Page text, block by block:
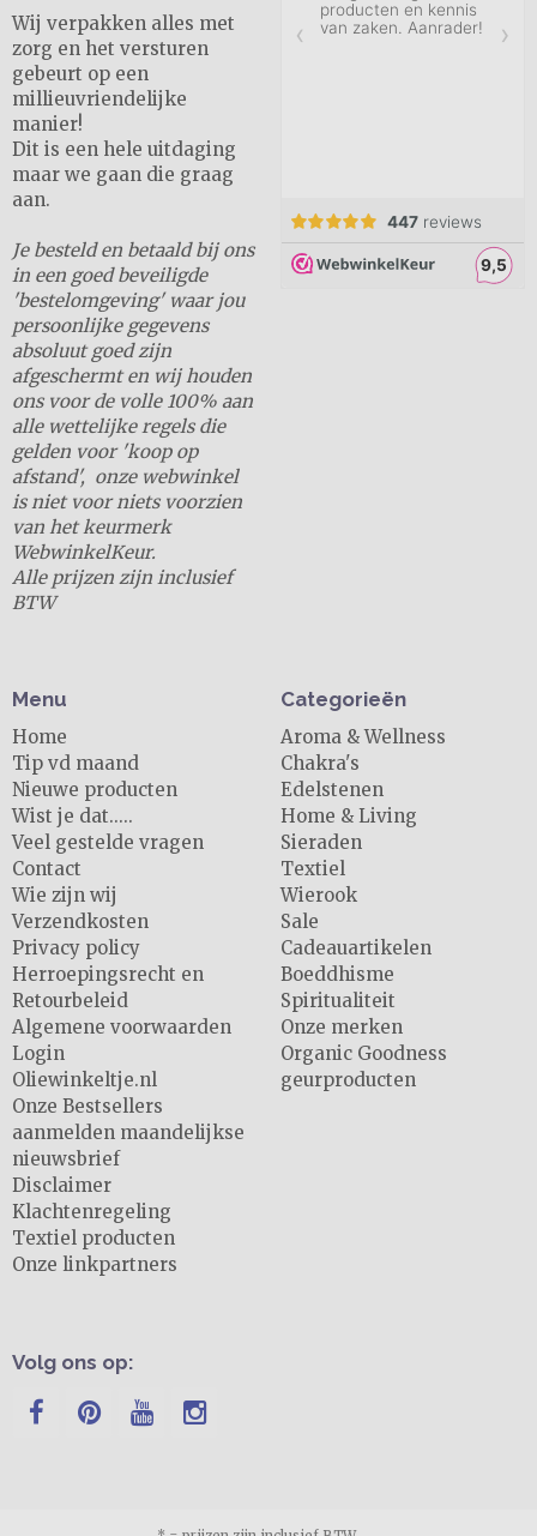
Categorieën
Aroma & Wellness
Chakra's
Edelstenen
Home & Living
Sieraden
Textiel
Wierook
Sale
Cadeauartikelen
Boeddhisme
Spiritualiteit
Onze merken
Organic Goodness
geurproducten
Menu
Home
Tip vd maand
Nieuwe producten
Wist je dat.....
Veel gestelde vragen
Contact
Wie zijn wij
Verzendkosten
Privacy policy
Herroepingsrecht en
Retourbeleid
Algemene voorwaarden
Login
Oliewinkeltje.nl
Onze Bestsellers
aanmelden maandelijkse
nieuwsbrief
Disclaimer
Klachtenregeling
Textiel producten
Onze linkpartners
Volg ons op:
Wij verpakken alles met
zorg en het versturen
gebeurt op een
millieuvriendelijke
manier!
Dit is een hele uitdaging
maar we gaan die graag
aan.
Je besteld en betaald bij ons
in een goed beveiligde
'bestelomgeving' waar jou
persoonlijke gegevens
absoluut goed zijn
afgeschermt en wij houden
ons voor de volle 100% aan
alle wettelijke regels die
gelden voor 'koop op
afstand', onze webwinkel
is niet voor niets voorzien
van het keurmerk
WebwinkelKeur.
Alle prijzen zijn inclusief
BTW